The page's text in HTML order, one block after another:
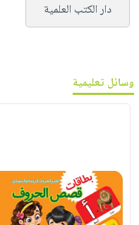
دار الكتب العلمية
وسائل تعليمية